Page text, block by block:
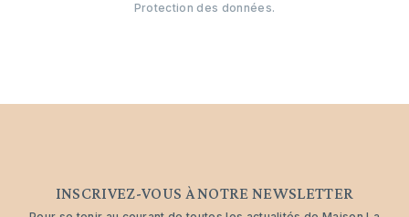
Protection des données.
INSCRIVEZ-VOUS À NOTRE NEWSLETTER